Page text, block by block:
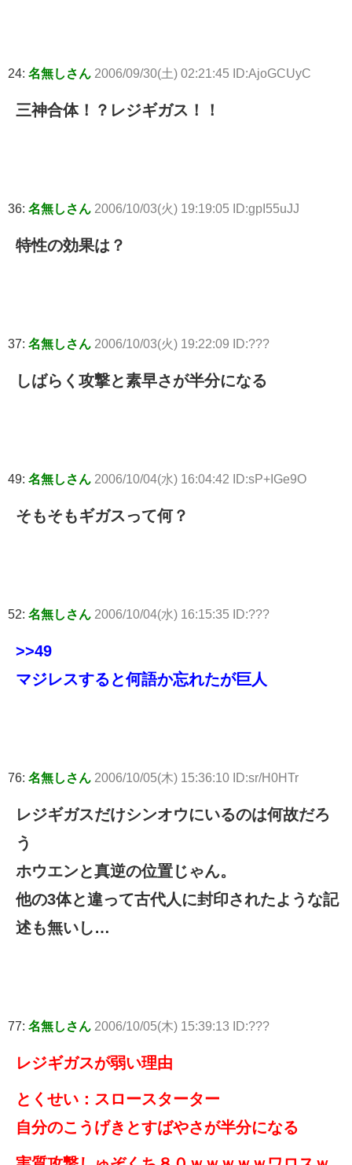
24: 名無しさん 2006/09/30(土) 02:21:45 ID:AjoGCUyC
三神合体！？レジギガス！！
36: 名無しさん 2006/10/03(火) 19:19:05 ID:gpI55uJJ
特性の効果は？
37: 名無しさん 2006/10/03(火) 19:22:09 ID:???
しばらく攻撃と素早さが半分になる
49: 名無しさん 2006/10/04(水) 16:04:42 ID:sP+IGe9O
そもそもギガスって何？
52: 名無しさん 2006/10/04(水) 16:15:35 ID:???
>>49
マジレスすると何語か忘れたが巨人
76: 名無しさん 2006/10/05(木) 15:36:10 ID:sr/H0HTr
レジギガスだけシンオウにいるのは何故だろ
う
ホウエンと真逆の位置じゃん。
他の3体と違って古代人に封印されたような記
述も無いし…
77: 名無しさん 2006/10/05(木) 15:39:13 ID:???
レジギガスが弱い理由
とくせい：スロースターター
自分のこうげきとすばやさが半分になる